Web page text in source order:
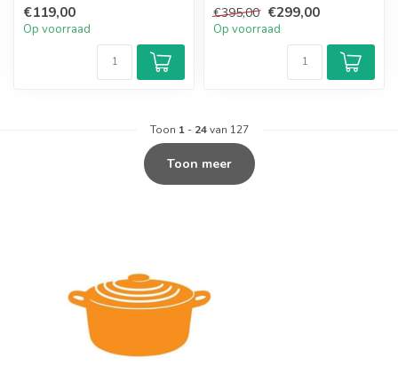
€119,00
Op voorraad
warmteverdeling en...
€395,00 €299,00
Op voorraad
Toon 1- 24van 127
Toon meer